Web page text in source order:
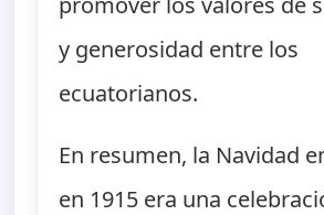
y generosidad entre los
ecuatorianos.
En resumen, la Navidad
en 1915 era una